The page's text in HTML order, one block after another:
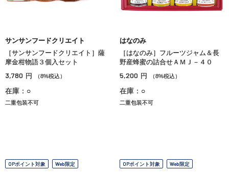
サンサンフードクリエイト
［サンサンフードクリエイト］薩
摩金柑物語３個入セット
3,780 円 （8%税込）
在庫：○
二重包装不可
はなのみ
［はなのみ］フルーツジャム＆長
野産蜂蜜の詰合せＡＭＪ－４０
5,200 円 （8%税込）
在庫：○
二重包装不可
OPポイント対象 Web限定 OPポイント対象 Web限定